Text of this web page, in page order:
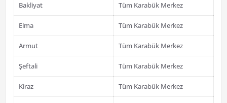
Bakliyat Tüm Karabük Merkez
Elma Tüm Karabük Merkez
Armut Tüm Karabük Merkez
Şeftali Tüm Karabük Merkez
Kiraz Tüm Karabük Merkez